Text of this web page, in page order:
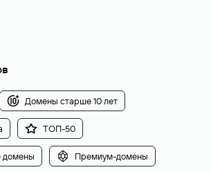
Домены старше 10 лет
ТОП-50
домены Премиум-домены